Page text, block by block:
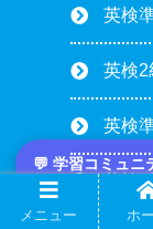
💬 学習コミュニ
英検
英検2
英検
英検3
メニュー ホ